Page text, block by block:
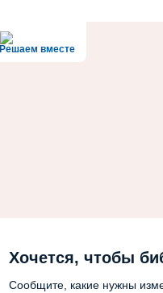
Решаем вместе
Хочется, чтобы
Сообщите, какие нужны